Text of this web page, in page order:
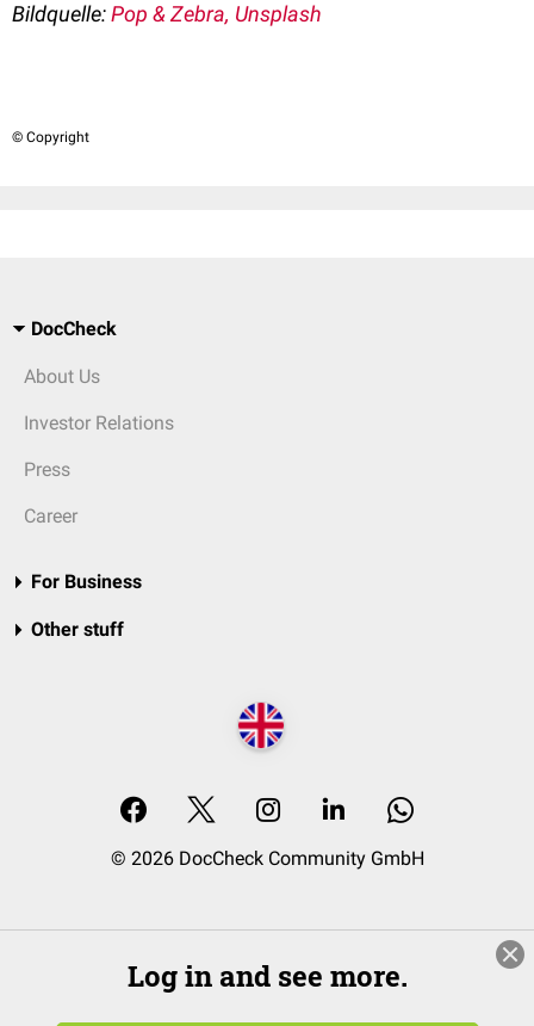
Bildquelle:Pop & Zebra, Unsplash
© Copyright
DocCheck
About Us
Investor Relations
Press
Career
For Business
Other stuff
© 2026 DocCheck Community GmbH
Log in and see more.